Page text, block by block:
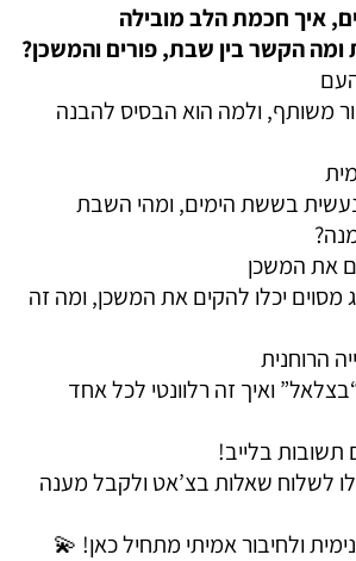
איך חכמת הלב מובילה
הקשר בין שבת, פורים והמשכן?
משותף, ולמה הוא הבסיס להבנה
נעשית בששת הימים, ומהי השבת
את המשכן
יכלו להקים את המשכן, ומה זה
הרוחנית
ואיך זה רלוונטי לכל אחד
תשובות בלייב!
לשלוח שאלות בצ’אט ולקבל מענה
ולחיבור אמיתי מתחיל כאן! 💫